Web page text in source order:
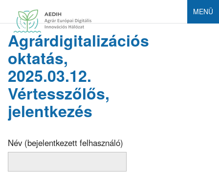
MENÜ
Agrárdigitalizációs
oktatás,
2025.03.12.
Vértesszőlős,
jelentkezés
Név (bejelentkezett felhasználó)